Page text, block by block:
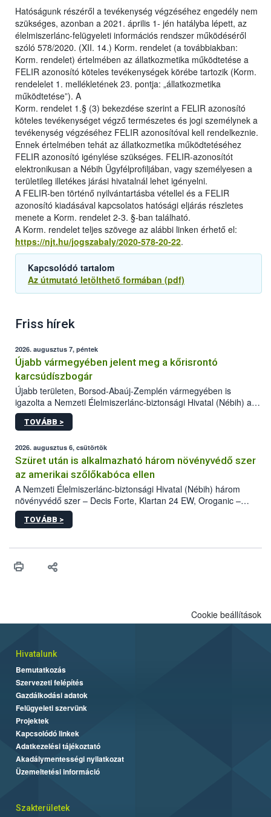
Hatóságunk részéről a tevékenység végzéséhez engedély nem
szükséges, azonban a 2021. április 1- jén hatályba lépett, az
élelmiszerlánc-felügyeleti információs rendszer működéséről
szóló 578/2020. (XII. 14.) Korm. rendelet (a továbbiakban:
Korm. rendelet) értelmében az állatkozmetika működtetése a
FELIR azonosító köteles tevékenységek körébe tartozik (Korm.
rendelelet 1. mellékletének 23. pontja: „állatkozmetika
működtetése”). A
Korm. rendelet 1.§ (3) bekezdése szerint a FELIR azonosító
köteles tevékenységet végző természetes és jogi személynek a
tevékenység végzéséhez FELIR azonosítóval kell rendelkeznie.
Ennek értelmében tehát az állatkozmetika működtetéséhez
FELIR azonosító igénylése szükséges. FELIR-azonosítót
elektronikusan a Nébih Ügyfélprofiljában, vagy személyesen a
területileg illetékes járási hivatalnál lehet igényelni.
A FELIR-ben történő nyilvántartásba vétellel és a FELIR
azonosító kiadásával kapcsolatos hatósági eljárás részletes
menete a Korm. rendelet 2-3. §-ban található.
A Korm. rendelet teljes szövege az alábbi linken érhető el:
https://njt.hu/jogszabaly/2020-578-20-22.
Kapcsolódó tartalom
Az útmutató letölthető formában (pdf)
Friss hírek
2026. augusztus 7, péntek
Újabb vármegyében jelent meg a kőrisrontó
karcsúdíszbogár
Újabb területen, Borsod-Abaúj-Zemplén vármegyében is
igazolta a Nemzeti Élelmiszerlánc-biztonsági Hivatal (Nébih) a
kőrisrontó karcsúdíszbogár (Agrilus planipennis) jelenlétét. A
kártevőt nem csak színcsapdában találták meg, de már fertőzött
az intenzív felderítést, emellett az intézkedéseket a szlovák
hatósággal is összehangolják a terjedés megállítása érdekében.
TOVÁBB >
2026. augusztus 6, csütörtök
Szüret után is alkalmazható három növényvédő szer
az amerikai szőlőkabóca ellen
A Nemzeti Élelmiszerlánc-biztonsági Hivatal (Nébih) három
növényvédő szer – Decis Forte, Klartan 24 EW, Oroganic –
engedélyokiratát módosította, így azok a szüretet követően,
egészen a vesszőérettség (BBCH 91) stádiumáig
érésű szőlőkben is legyen lehetőség a károsító elleni további
felhasználók számára is elérhető és ökológiai termesztésben is
TOVÁBB >
Cookie beállítások
Hivatalunk
Bemutatkozás
Szervezeti felépítés
Gazdálkodási adatok
Felügyeleti szervünk
Projektek
Kapcsolódó linkek
Adatkezelési tájékoztató
Akadálymentességi nyilatkozat
Üzemeltetési információ
Szakterületek